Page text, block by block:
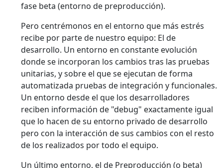
fase beta (entorno de preproducción).
Pero centrémonos en el entorno que más estrés
recibe por parte de nuestro equipo: El de
desarrollo. Un entorno en constante evolución
donde se incorporan los cambios tras las pruebas
unitarias, y sobre el que se ejecutan de forma
automatizada pruebas de integración y funcionales.
Un entorno desde el que los desarrolladores
reciben información de "debug" exactamente igual
que lo hacen de su entorno privado de desarrollo
pero con la interacción de sus cambios con el resto
de los realizados por todo el equipo.
Un último entorno, el de Preproducción (o beta)